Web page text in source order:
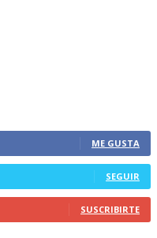
ME GUSTA
SEGUIR
SUSCRIBIRTE